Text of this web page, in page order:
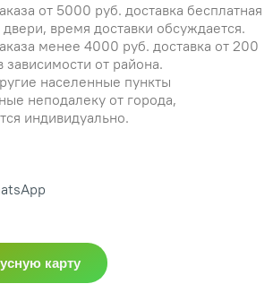
от 5000 руб. доставка бесплатная
время доставки обсуждается.
менее 4000 руб. доставка от 200
зависимости от района.
населенные пункты
неподалеку от города,
индивидуально.
карту